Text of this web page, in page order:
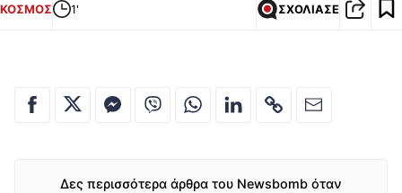
ΚΟΣΜΟΣ 1' ΣΧΟΛΙΑΣΕ
Δες περισσότερα άρθρα του Newsbomb όταν